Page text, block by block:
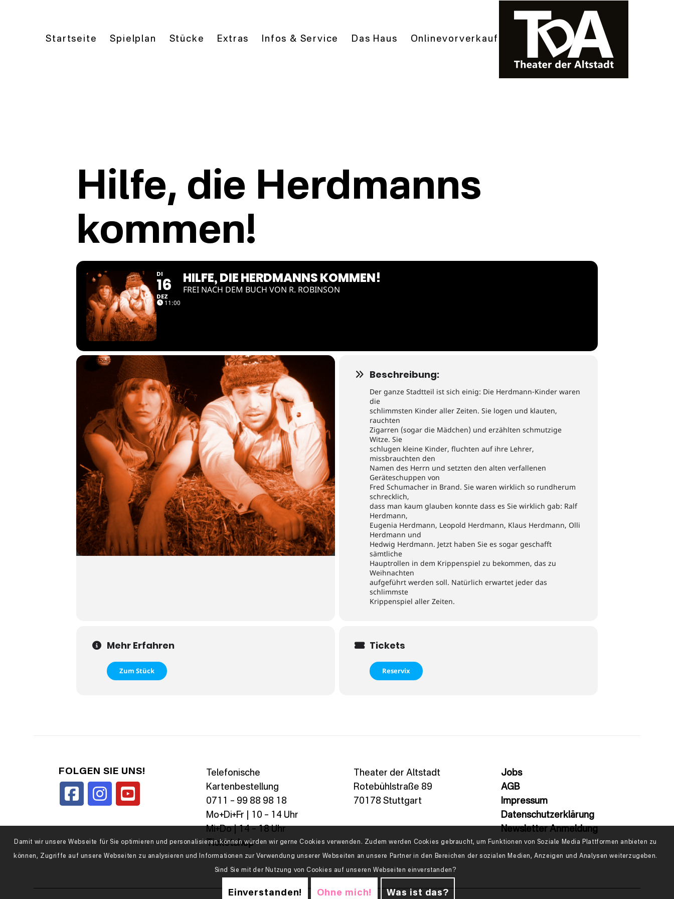
Startseite Spielplan Stücke Extras Infos & Service Das Haus Onlinevorverkauf
Hilfe, die Herdmanns
kommen!
DI
16
DEZ
11:00
HILFE, DIE HERDMANNS KOMMEN!
FREI NACH DEM BUCH VON R. ROBINSON
Beschreibung:
Der ganze Stadtteil ist sich einig: Die Herdmann-Kinder waren
die
schlimmsten Kinder aller Zeiten. Sie logen und klauten,
rauchten
Zigarren (sogar die Mädchen) und erzählten schmutzige
Witze. Sie
schlugen kleine Kinder, fluchten auf ihre Lehrer,
missbrauchten den
Namen des Herrn und setzten den alten verfallenen
Geräteschuppen von
Fred Schumacher in Brand. Sie waren wirklich so rundherum
schrecklich,
dass man kaum glauben konnte dass es Sie wirklich gab: Ralf
Herdmann,
Eugenia Herdmann, Leopold Herdmann, Klaus Herdmann, Olli
Herdmann und
Hedwig Herdmann. Jetzt haben Sie es sogar geschafft
sämtliche
Hauptrollen in dem Krippenspiel zu bekommen, das zu
Weihnachten
aufgeführt werden soll. Natürlich erwartet jeder das
schlimmste
Krippenspiel aller Zeiten.
Mehr Erfahren
Zum Stück
Tickets
Reservix
FOLGEN SIE UNS!
Telefonische
Kartenbestellung
0711 – 99 88 98 18
Mo+Di+Fr | 10 – 14 Uhr
Mi+Do | 14 – 18 Uhr
Ticketshop
Theater der Altstadt
Rotebühlstraße 89
70178 Stuttgart
Jobs
AGB
Impressum
Datenschutzerklärung
Newsletter Anmeldung
Damit wir unsere Webseite für Sie optimieren und personalisieren können würden wir gerne Cookies verwenden. Zudem werden Cookies gebraucht, um Funktionen von Soziale Media Plattformen anbieten zu
können, Zugriffe auf unsere Webseiten zu analysieren und Informationen zur Verwendung unserer Webseiten an unsere Partner in den Bereichen der sozialen Medien, Anzeigen und Analysen weiterzugeben.
Sind Sie mit der Nutzung von Cookies auf unseren Webseiten einverstanden?
Einverstanden! Ohne mich! Was ist das?